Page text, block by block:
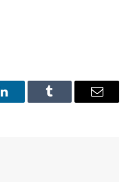
LinkedInTumblr Email